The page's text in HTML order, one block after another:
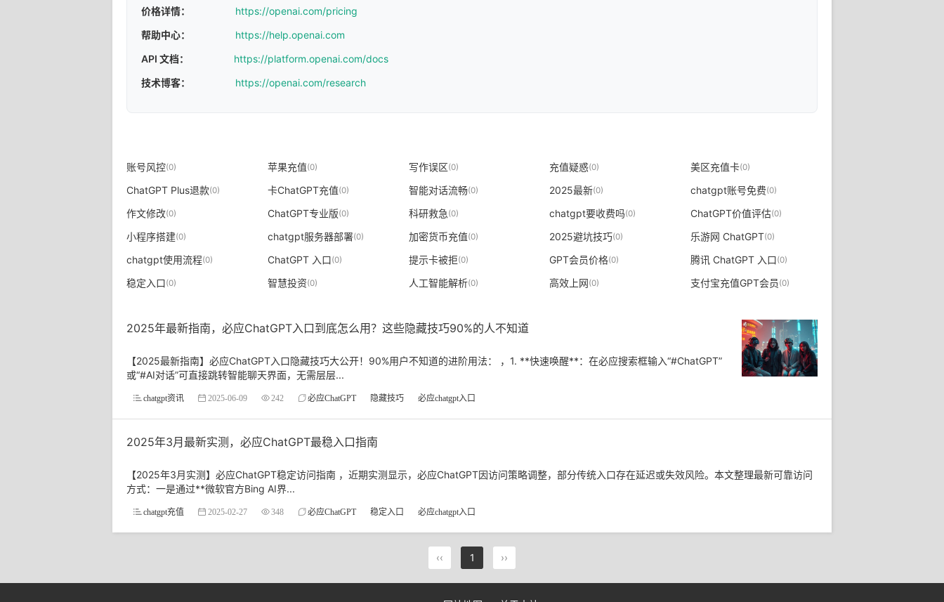
价格详情：
https://openai.com/pricing
帮助中心：
https://help.openai.com
API 文档：
https://platform.openai.com/docs
技术博客：
https://openai.com/research
账号风控(0) 苹果充值(0) 写作误区(0) 充值疑惑(0) 美区充值卡(0)
ChatGPT Plus退款(0) 卡ChatGPT充值(0) 智能对话流畅(0) 2025最新(0) chatgpt账号免费(0)
作文修改(0) ChatGPT专业版(0) 科研救急 (0) chatgpt要收费吗(0) ChatGPT价值评估(0)
小程序搭建(0) chatgpt服务器部署(0) 加密货币充值(0) 2025避坑技巧(0) 乐游网 ChatGPT(0)
chatgpt使用流程(0) ChatGPT 入口(0) 提示卡被拒(0) GPT会员价格(0) 腾讯 ChatGPT 入口(0)
稳定入口(0) 智慧投资(0) 人工智能解析(0) 高效上网(0) 支付宝充值GPT会员 (0)
2025年最新指南，必应ChatGPT入口到底怎么用？这些隐藏技巧90%的人不知道
【2025最新指南】必应ChatGPT入口隐藏技巧大公开！90%用户不知道的进阶用法： ，1. **快速唤醒**：在必应搜索框输入“#ChatGPT”
或“#AI对话”可直接跳转智能聊天界面，无需层层...
chatgpt资讯 2025-06-09 242 必应ChatGPT 隐藏技巧 必应chatgpt入口
2025年3月最新实测，必应ChatGPT最稳入口指南
【2025年3月实测】必应ChatGPT稳定访问指南 ，近期实测显示，必应ChatGPT因访问策略调整，部分传统入口存在延迟或失效风险。本文整理最新可靠访问
方式：一是通过**微软官方Bing AI界...
chatgpt充值 2025-02-27 348 必应ChatGPT 稳定入口 必应chatgpt入口
‹‹ 1 ››